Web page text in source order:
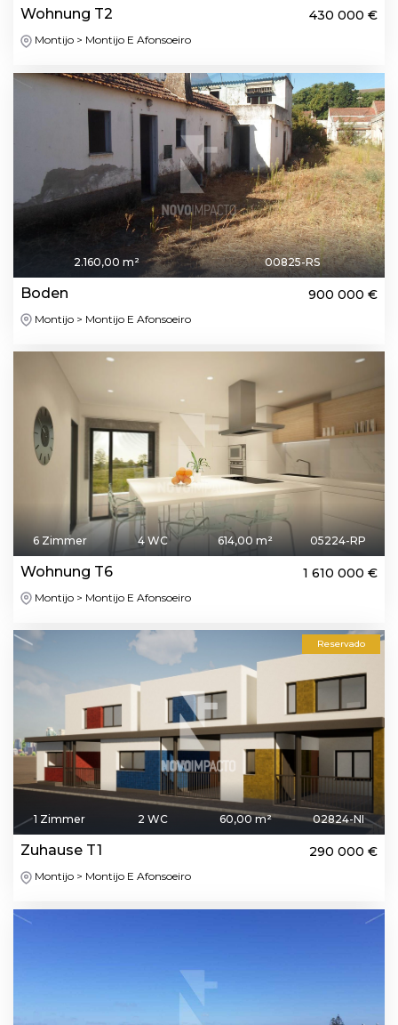
Wohnung T2 430 000 €
Montijo > Montijo E Afonsoeiro
2.160,00 m² 00825-RS
Boden 900 000 €
Montijo > Montijo E Afonsoeiro
6 Zimmer 4 WC 614,00 m² 05224-RP
Wohnung T6 1 610 000 €
Montijo > Montijo E Afonsoeiro
Reservado
1 Zimmer 2 WC 60,00 m² 02824-NI
Zuhause T1 290 000 €
Montijo > Montijo E Afonsoeiro